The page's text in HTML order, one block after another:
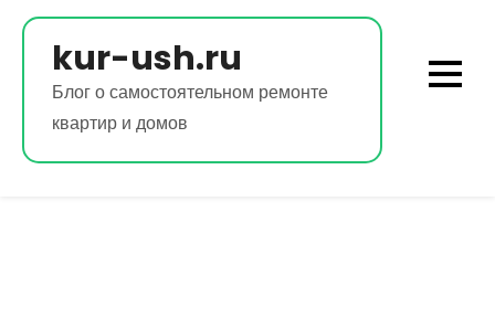
Перейти
содержимомуkur-ush.ru
Блог о самостоятельном ремонте
квартир и домов